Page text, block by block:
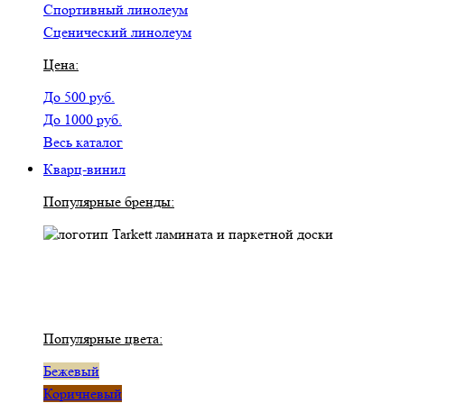
Спортивный линолеум
Сценический линолеум
Цена:
До 500 руб.
До 1000 руб.
Весь каталог
Кварц-винил
Популярные бренды:
Популярные цвета:
Бежевый
Коричневый